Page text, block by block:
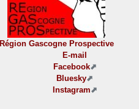
Région Gascogne Prospective
E-mail
Facebook
Bluesky
Instagram